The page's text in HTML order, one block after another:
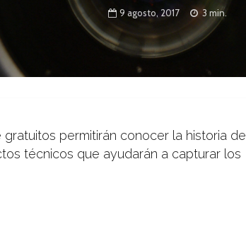
9 agosto, 2017 3 min.
permitirán conocer la historia de
técnicos que ayudarán a capturar los